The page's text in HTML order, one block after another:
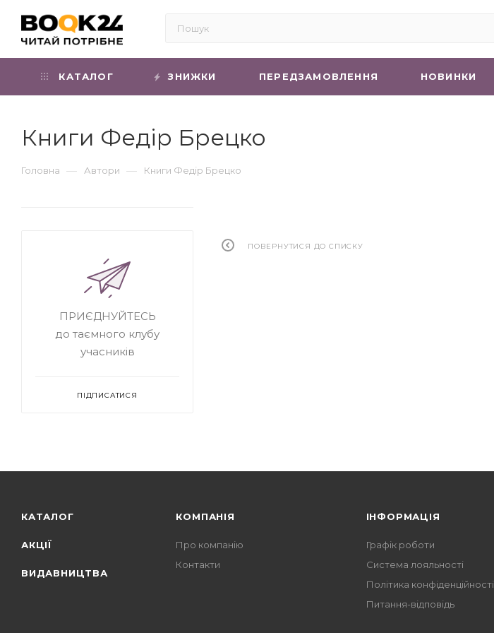
КАТАЛОГ ЗНИЖКИ ПЕРЕДЗАМОВЛЕННЯ НОВИНКИ
Книги Федір Брецко
Головна — Автори — Книги Федір Брецко
ПОВЕРНУТИСЯ ДО СПИСКУ
ПРИЄДНУЙТЕСЬ
до таємного клубу
учасників
ПІДПИСАТИСЯ
КАТАЛОГ
АКЦІЇ
ВИДАВНИЦТВА
КОМПАНІЯ
Про компанію
Контакти
ІНФОРМАЦІЯ
Графік роботи
Система лояльності
Політика конфіденційності
Питання-відповідь